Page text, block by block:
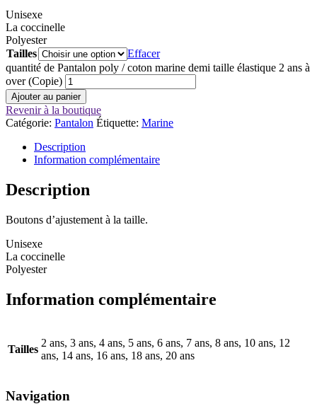
Unisexe
La coccinelle
Polyester
Tailles
Effacer
quantité de Pantalon poly / coton marine demi taille élastique 2 ans à
over (Copie)
Ajouter au panier
Revenir à la boutique
Catégorie: Pantalon Étiquette: Marine
Description
Information complémentaire
Description
Boutons d’ajustement à la taille.
Unisexe
La coccinelle
Polyester
Information complémentaire
Tailles
2 ans, 3 ans, 4 ans, 5 ans, 6 ans, 7 ans, 8 ans, 10 ans, 12
ans, 14 ans, 16 ans, 18 ans, 20 ans
Navigation